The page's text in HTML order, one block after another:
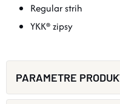
Regular strih
YKK® zipsy
PARAMETRE